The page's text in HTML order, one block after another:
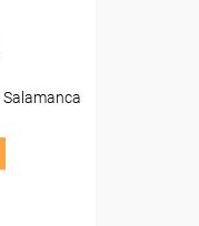
Salamanca